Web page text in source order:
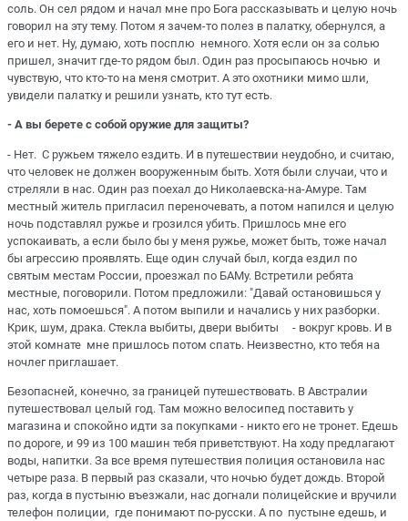
соль. Он сел рядом и начал мне про Бога рассказывать и целую ночь
говорил на эту тему. Потом я зачем-то полез в палатку, обернулся, а
его и нет. Ну, думаю, хоть посплю немного. Хотя если он за солью
пришел, значит где-то рядом был. Один раз просыпаюсь ночью и
чувствую, что кто-то на меня смотрит. А это охотники мимо шли,
увидели палатку и решили узнать, кто тут есть.
- А вы берете с собой оружие для защиты?
- Нет. С ружьем тяжело ездить. И в путешествии неудобно, и считаю,
что человек не должен вооруженным быть. Хотя были случаи, что и
стреляли в нас. Один раз поехал до Николаевска-на-Амуре. Там
местный житель пригласил переночевать, а потом напился и целую
ночь подставлял ружье и грозился убить. Пришлось мне его
успокаивать, а если было бы у меня ружье, может быть, тоже начал
бы агрессию проявлять. Еще один случай был, когда ездил по
святым местам России, проезжал по БАМу. Встретили ребята
местные, поговорили. Потом предложили: "Давай остановишься у
нас, хоть помоешься". А потом выпили и начались у них разборки.
Крик, шум, драка. Стекла выбиты, двери выбиты - вокруг кровь. И в
этой комнате мне пришлось потом спать. Неизвестно, кто тебя на
ночлег приглашает.
Безопасней, конечно, за границей путешествовать. В Австралии
путешествовал целый год. Там можно велосипед поставить у
магазина и спокойно идти за покупками - никто его не тронет. Едешь
по дороге, и 99 из 100 машин тебя приветствуют. На ходу предлагают
воды, напитки. За все время путешествия полиция остановила нас
четыре раза. В первый раз сказали, что ночью будет дождь. Второй
раз, когда в пустыню въезжали, нас догнали полицейские и вручили
телефон полиции, где понимают по-русски. А по пустыне едешь, и